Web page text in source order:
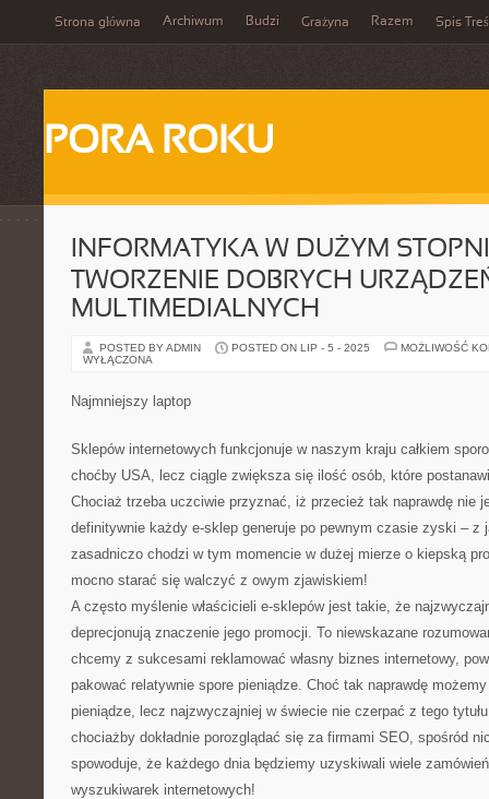
Strona główna Archiwum Budzi Grażyna Razem Spis
PORA ROKU
INFORMATYKA W DUŻYM
TWORZENIE DOBRYCH
MULTIMEDIALNYCH
POSTED BY ADMIN POSTED ON LIP - 5 - 2025
MOŻLIWOŚĆ
WYŁĄCZONA
Najmniejszy laptop
Sklepów internetowych funkcjonuje w naszym kraju całkiem
choćby USA, lecz ciągle zwiększa się ilość osób, które
Chociaż trzeba uczciwie przyznać, iż przecież tak naprawdę nie
definitywnie każdy e-sklep generuje po pewnym czasie zyski – z
zasadniczo chodzi w tym momencie w dużej mierze o kiepską
mocno starać się walczyć z owym zjawiskiem!
A często myślenie właścicieli e-sklepów jest takie, że
deprecjonują znaczenie jego promocji. To niewskazane
chcemy z sukcesami reklamować własny biznes internetowy,
pakować relatywnie spore pieniądze. Choć tak naprawdę
pieniądze, lecz najzwyczajniej w świecie nie czerpać z tego
chociażby dokładnie porozglądać się za firmami SEO, spośród
spowoduje, że każdego dnia będziemy uzyskiwali wiele
wyszukiwarek internetowych!